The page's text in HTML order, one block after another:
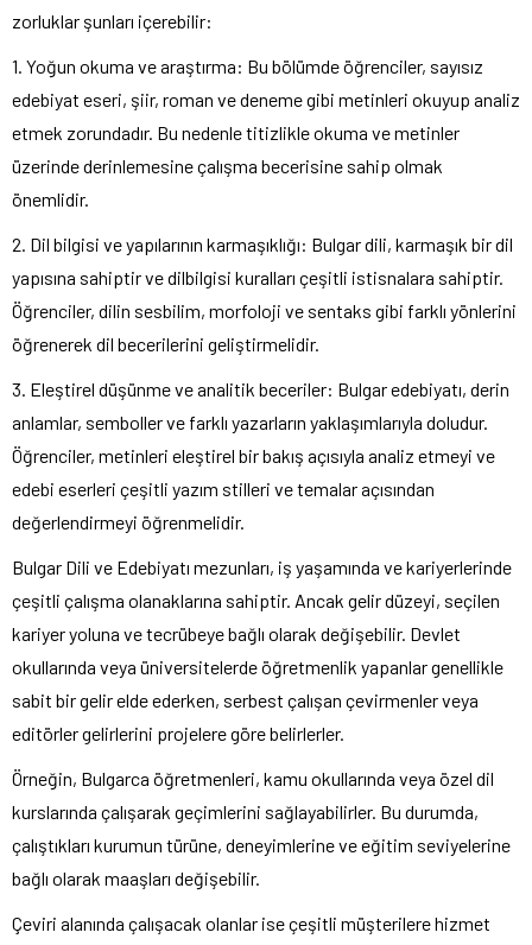
zorluklar şunları içerebilir:
1. Yoğun okuma ve araştırma: Bu bölümde öğrenciler, sayısız
edebiyat eseri, şiir, roman ve deneme gibi metinleri okuyup analiz
etmek zorundadır. Bu nedenle titizlikle okuma ve metinler
üzerinde derinlemesine çalışma becerisine sahip olmak
önemlidir.
2. Dil bilgisi ve yapılarının karmaşıklığı: Bulgar dili, karmaşık bir dil
yapısına sahiptir ve dilbilgisi kuralları çeşitli istisnalara sahiptir.
Öğrenciler, dilin sesbilim, morfoloji ve sentaks gibi farklı yönlerini
öğrenerek dil becerilerini geliştirmelidir.
3. Eleştirel düşünme ve analitik beceriler: Bulgar edebiyatı, derin
anlamlar, semboller ve farklı yazarların yaklaşımlarıyla doludur.
Öğrenciler, metinleri eleştirel bir bakış açısıyla analiz etmeyi ve
edebi eserleri çeşitli yazım stilleri ve temalar açısından
değerlendirmeyi öğrenmelidir.
Bulgar Dili ve Edebiyatı mezunları, iş yaşamında ve kariyerlerinde
çeşitli çalışma olanaklarına sahiptir. Ancak gelir düzeyi, seçilen
kariyer yoluna ve tecrübeye bağlı olarak değişebilir. Devlet
okullarında veya üniversitelerde öğretmenlik yapanlar genellikle
sabit bir gelir elde ederken, serbest çalışan çevirmenler veya
editörler gelirlerini projelere göre belirlerler.
Örneğin, Bulgarca öğretmenleri, kamu okullarında veya özel dil
kurslarında çalışarak geçimlerini sağlayabilirler. Bu durumda,
çalıştıkları kurumun türüne, deneyimlerine ve eğitim seviyelerine
bağlı olarak maaşları değişebilir.
Çeviri alanında çalışacak olanlar ise çeşitli müşterilere hizmet